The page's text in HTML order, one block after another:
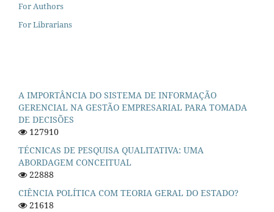
For Authors
For Librarians
A IMPORTÂNCIA DO SISTEMA DE INFORMAÇÃO
GERENCIAL NA GESTÃO EMPRESARIAL PARA TOMADA
DE DECISÕES
127910
TÉCNICAS DE PESQUISA QUALITATIVA: UMA
ABORDAGEM CONCEITUAL
22888
CIÊNCIA POLÍTICA COM TEORIA GERAL DO ESTADO?
21618